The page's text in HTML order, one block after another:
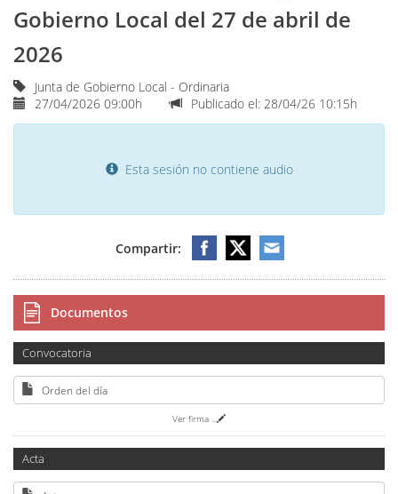
Gobierno Local del 27 de abril de
2026
Junta de Gobierno Local - Ordinaria
27/04/2026 09:00h
Publicado el: 28/04/26 10:15h
Esta sesión no contiene audio
Compartir:
Documentos
Convocatoria
Orden del día
Ver firma
Acta